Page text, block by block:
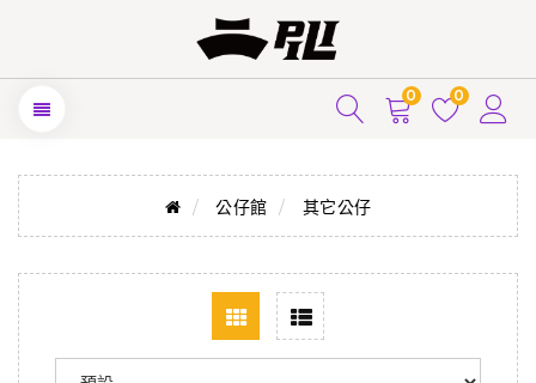
0 0
公仔館 其它公仔